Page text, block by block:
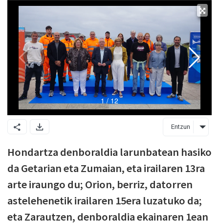
Entzun
Hondartza denboraldia larunbatean hasiko
da Getarian eta Zumaian, eta irailaren 13ra
arte iraungo du; Orion, berriz, datorren
astelehenetik irailaren 15era luzatuko da;
eta Zarautzen, denboraldia ekainaren 1ean